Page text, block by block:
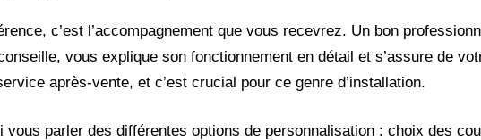
c’est l’accompagnement que vous recevrez. Un bon
vous explique son fonctionnement en détail et s’assure de
après-vente, et c’est crucial pour ce genre d’installation.
vous parler des différentes options de personnalisation : choix des